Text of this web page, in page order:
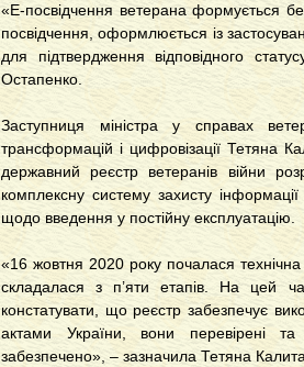
«Е-посвідчення ветерана формується
посвідчення, оформлюється із
для підтвердження відповідного
Остапенко.
Заступниця міністра у справах
трансформацій і цифровізації Тетяна
державний реєстр ветеранів війни
комплексну систему захисту інформації
щодо введення у постійну експлуатацію.
«16 жовтня 2020 року почалася
складалася з п’яти етапів. На цей
констатувати, що реєстр забезпечує
актами України, вони перевірені та
забезпечено», – зазначила Тетяна